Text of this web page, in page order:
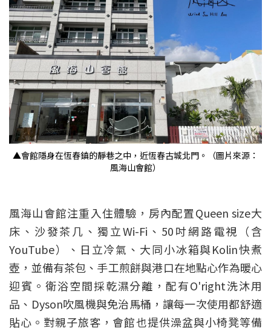
▲會館隱身在恆春鎮的靜巷之中，近恆春古城北門。（圖片來源：
風海山會館）
風海山會館注重入住體驗，房內配置Queen size大
床、沙發茶几、獨立Wi-Fi、50吋網路電視（含
YouTube）、日立冷氣、大同小冰箱與Kolin快煮
壺，並備有茶包、手工煎餅與港口在地點心作為暖心
迎賓。衛浴空間採乾濕分離，配有O'right洗沐用
品、Dyson吹風機與免治馬桶，讓每一次使用都舒適
貼心。對親子旅客，會館也提供澡盆與小椅凳等備